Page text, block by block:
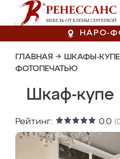
НАРО-
ГЛАВНАЯ → ШКАФЫ-КУПЕ
ФОТОПЕЧАТЬЮ
Шкаф-купе
Рейтинг: 0.0 (